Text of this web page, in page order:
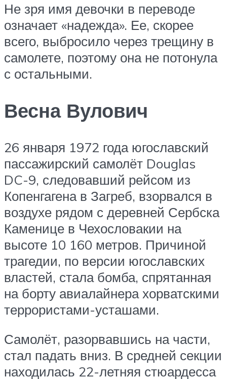
Не зря имя девочки в переводе
означает «надежда». Ее, скорее
всего, выбросило через трещину в
самолете, поэтому она не потонула
с остальными.
Весна Вулович
26 января 1972 года югославский
пассажирский самолёт Douglas
DC-9, следовавший рейсом из
Копенгагена в Загреб, взорвался в
воздухе рядом с деревней Сербска
Каменице в Чехословакии на
высоте 10 160 метров. Причиной
трагедии, по версии югославских
властей, стала бомба, спрятанная
на борту авиалайнера хорватскими
террористами-усташами.
Самолёт, разорвавшись на части,
стал падать вниз. В средней секции
находилась 22-летняя стюардесса